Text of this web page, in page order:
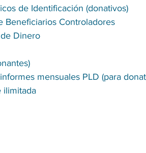
de Identificación (donativos)
Beneficiarios Controladores
Dinero
mensuales PLD (para
ilimitada